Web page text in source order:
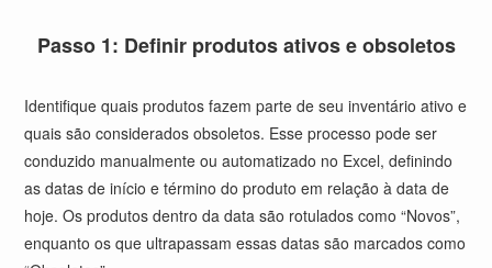
Passo 1: Definir produtos ativos e obsoletos
Identifique quais produtos fazem parte de seu inventário ativo e
quais são considerados obsoletos. Esse processo pode ser
conduzido manualmente ou automatizado no Excel, definindo
as datas de início e término do produto em relação à data de
hoje. Os produtos dentro da data são rotulados como “Novos”,
enquanto os que ultrapassam essas datas são marcados como